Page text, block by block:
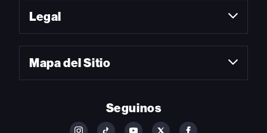
Legal
Mapa del Sitio
Seguinos